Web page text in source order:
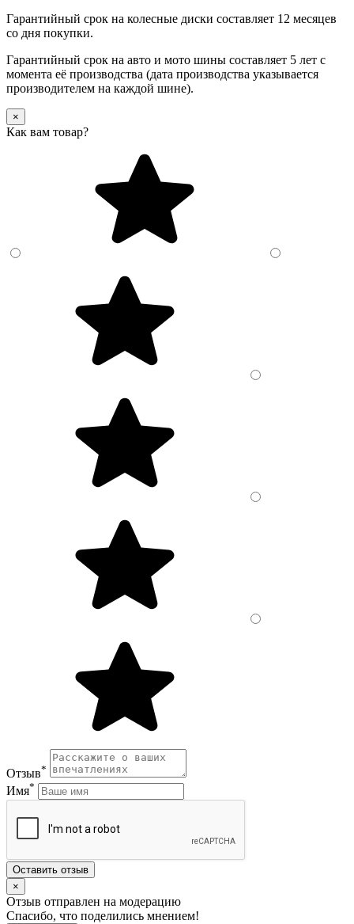
Гарантийный срок на колесные диски составляет 12 месяцев
со дня покупки.
Гарантийный срок на авто и мото шины составляет 5 лет с
момента её производства (дата производства указывается
производителем на каждой шине).
×
Как вам товар?
Отзыв*
Имя*
Оставить отзыв
×
Отзыв отправлен на модерацию
Спасибо, что поделились мнением!